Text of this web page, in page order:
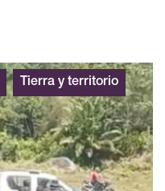
Tierra y territorio